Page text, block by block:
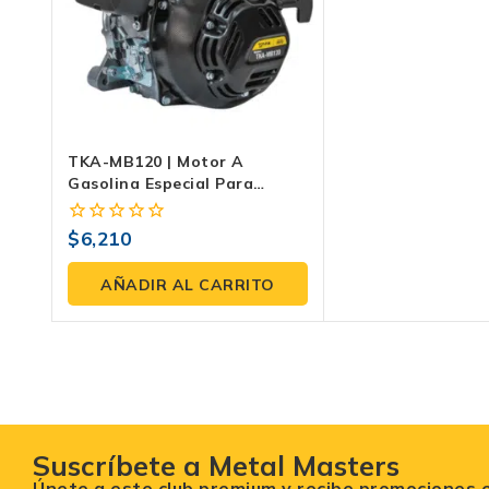
TKA-MB120 | Motor A
Gasolina Especial Para
Bailarina – Potencia Y
Rendimiento Para
Compactación Profesional
0
fuera
5
$6,210
AÑADIR AL CARRITO
Suscríbete a Metal Masters